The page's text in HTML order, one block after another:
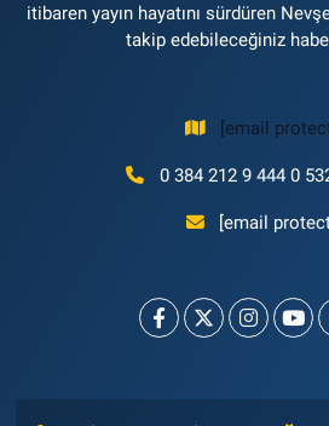
itibaren yayın hayatını sürdüren
takip edebileceğiniz
[email
0 384 212 9 444 0
[email